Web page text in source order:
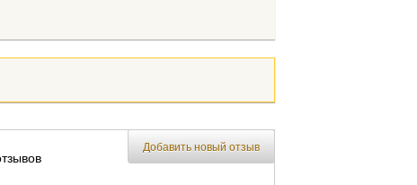
Добавить новый отзыв